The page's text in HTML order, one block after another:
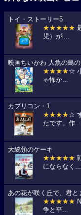
トイ・ストーリー5
★★★★★
児）がi...
映画ちいかわ 人魚の島
★★★★☆
ゃ怖か...
カプリコン・1
★★★★☆
たです。作...
大統領のケーキ
★★★★★
にならなく...
あの花が咲く丘で、君と
★★★★★
争と平...